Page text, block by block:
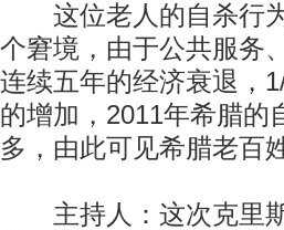
这位老人的自杀行为
个窘境，由于公共服务
连续五年的经济衰退，
的增加，2011年希腊的
多，由此可见希腊老百
主持人：这次克里斯